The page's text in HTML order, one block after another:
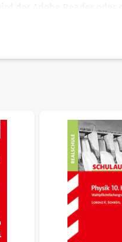
der Adobe Reader